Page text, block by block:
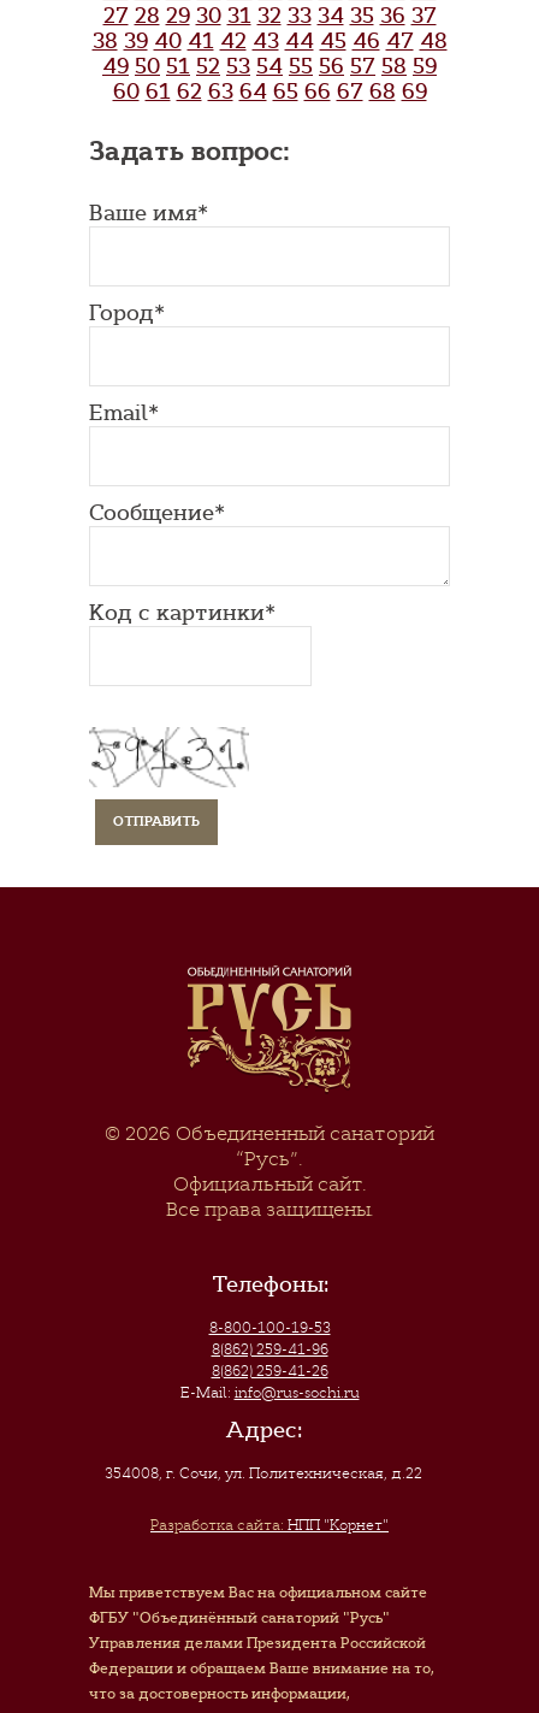
27 28 29 30 31 32 33 34 35 36 37
38 39 40 41 42 43 44 45 46 47 48
49 50 51 52 53 54 55 56 57 58 59
60 61 62 63 64 65 66 67 68 69
Задать вопрос:
Ваше имя*
Город*
Email*
Сообщение*
Код с картинки*
© 2026 Объединенный санаторий
“Русь”.
Официальный сайт.
Все права защищены.
Телефоны:
8-800-100-19-53
8(862) 259-41-96
8(862) 259-41-26
E-Mail: info@rus-sochi.ru
Адрес:
354008, г. Сочи,ул. Политехническая, д.22
Разработка сайта: НПП "Корнет"
Мы приветствуем Вас на официальном сайте
ФГБУ "Объединённый санаторий "Русь"
Управления делами Президента Российской
Федерации и обращаем Ваше внимание на то,
что за достоверность информации,